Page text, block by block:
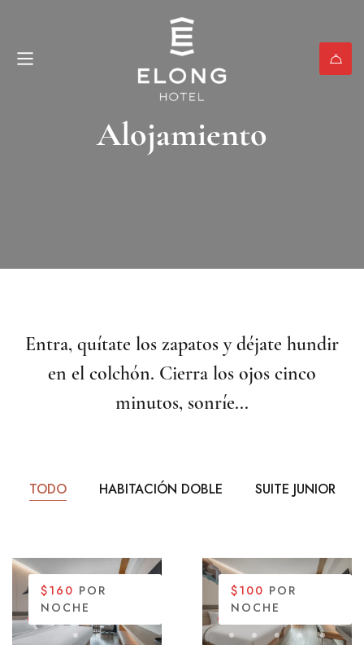
Alojamiento
Entra, quítate los zapatos y déjate hundir
en el colchón. Cierra los ojos cinco
minutos, sonríe...
TODO HABITACIÓN DOBLE SUITE JUNIOR
$160 POR
NOCHE
$100 POR
NOCHE